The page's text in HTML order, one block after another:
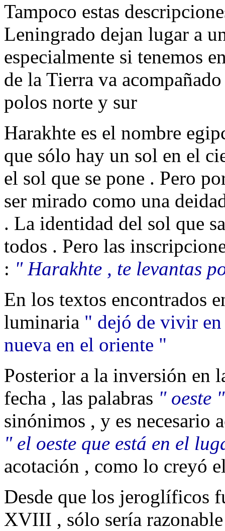
Tampoco estas
Leningrado dejan lugar a
especialmente si tenemos
de la Tierra va
polos norte y sur
Harakhte es el nombre
que sólo hay un sol en el
el sol que se pone . Pero
ser mirado como una
. La identidad del sol que
todos . Pero las
: " Harakhte , te levantas
En los textos encontrados
luminaria " dejó de vivir
nueva en el oriente "
Posterior a la inversión en
fecha , las palabras " oeste "
sinónimos , y es necesario
" el oeste que está en el
acotación , como lo creyó
Desde que los jeroglíficos
XVIII , sólo sería razonable